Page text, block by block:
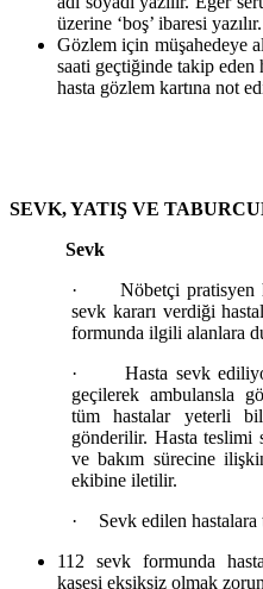
üzerine ‘boş’ ibaresi yazılır.
Gözlem için müşahedeye
saati geçtiğinde takip eden
hasta gözlem kartına not
SEVK, YATIŞ VE
Sevk
·
Nöbetçi
sevk kararı verdiği
formunda ilgili alanlara
·
Hasta sevk
geçilerek ambulansla
tüm hastalar yeterli
gönderilir. Hasta teslimi
ve bakım sürecine
ekibine iletilir.
·
Sevk edilen hastalara
112 sevk formunda
kaşesi eksiksiz olmak